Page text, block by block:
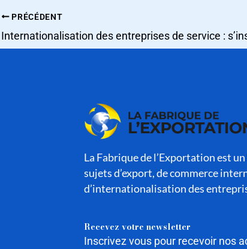
PRÉCÉDENT
La Fabrique de l’Exportation est
sujets d’export, de commerce
d’internationalisation des
Recevez votre newsletter
Inscrivez vous pour recevoir nos